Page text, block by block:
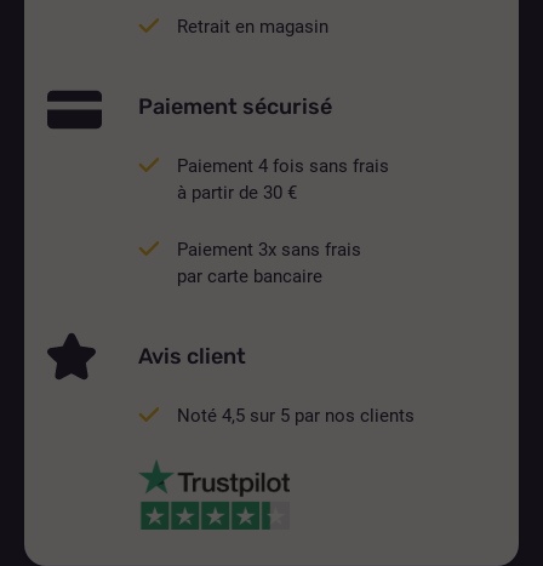
Retrait en magasin
Paiement sécurisé
Paiement 4 fois sans frais
à partir de 30 €
Paiement 3x sans frais
par carte bancaire
Avis client
Noté 4,5 sur 5 par nos clients